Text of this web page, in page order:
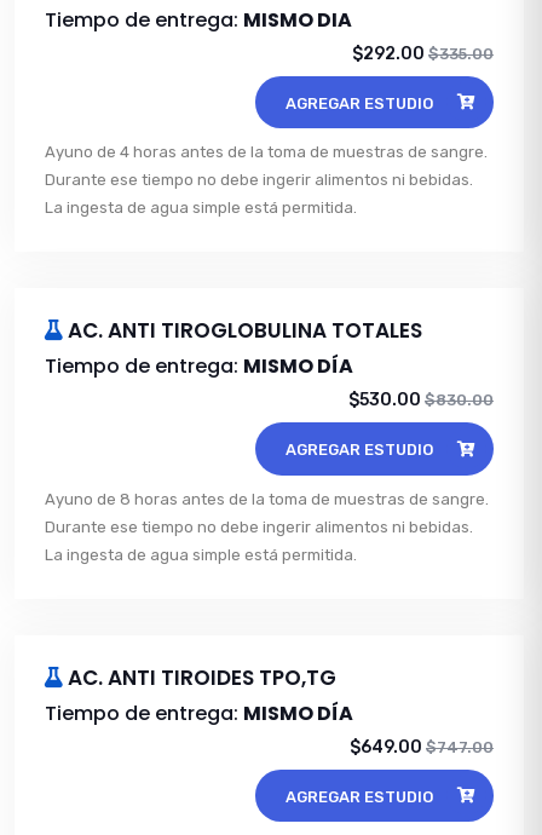
Tiempo de entrega: MISMO DIA
$292.00 $335.00
AGREGAR ESTUDIO
Ayuno de 4 horas antes de la toma de muestras de sangre.
Durante ese tiempo no debe ingerir alimentos ni bebidas.
La ingesta de agua simple está permitida.
AC. ANTI TIROGLOBULINA TOTALES
Tiempo de entrega: MISMO DÍA
$530.00 $830.00
AGREGAR ESTUDIO
Ayuno de 8 horas antes de la toma de muestras de sangre.
Durante ese tiempo no debe ingerir alimentos ni bebidas.
La ingesta de agua simple está permitida.
AC. ANTI TIROIDES TPO,TG
Tiempo de entrega: MISMO DÍA
$649.00 $747.00
AGREGAR ESTUDIO